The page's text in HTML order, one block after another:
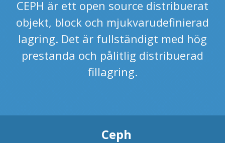
CEPH är ett open source distribuerat
objekt, block och mjukvarudefinierad
lagring. Det är fullständigt med hög
prestanda och pålitlig distribuerad
fillagring.
Ceph